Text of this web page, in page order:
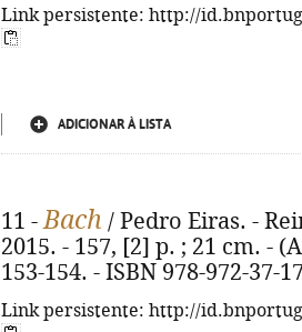
Link persistente: http://
ADICIONAR À LISTA
11 -Bach / Pedro Eiras. -
2015. - 157, [2] p. ; 21 cm. -
153-154. - ISBN 978-972-37-
Link persistente: http://